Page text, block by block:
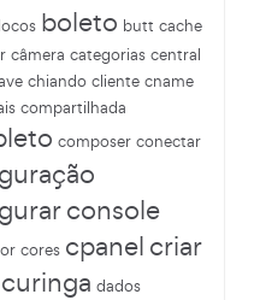
boleto butt cache
câmera categorias central
chiando cliente cname
compartilhada
composer conectar
console
cores cpanel criar
curinga dados